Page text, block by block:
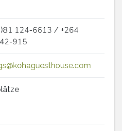
124-6613 / +264
915